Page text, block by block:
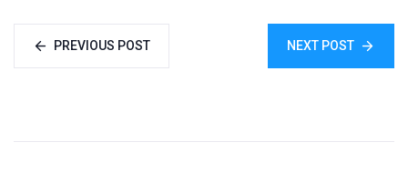
PREVIOUS POST NEXT POST